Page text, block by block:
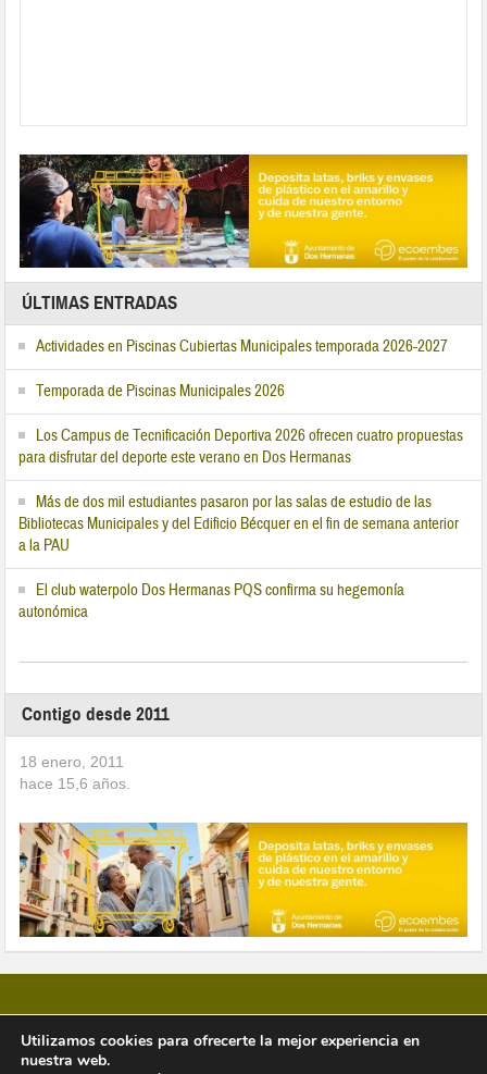
ÚLTIMAS ENTRADAS
Actividades en Piscinas Cubiertas Municipales temporada 2026-2027
Temporada de Piscinas Municipales 2026
Los Campus de Tecnificación Deportiva 2026 ofrecen cuatro propuestas
para disfrutar del deporte este verano en Dos Hermanas
Más de dos mil estudiantes pasaron por las salas de estudio de las
Bibliotecas Municipales y del Edificio Bécquer en el fin de semana anterior
a la PAU
El club waterpolo Dos Hermanas PQS confirma su hegemonía
autonómica
Contigo desde 2011
18 enero, 2011
hace 15,6 años.
Copyright © 2026 Vivir en Montequinto Periódico Digital
Utilizamos cookies para ofrecerte la mejor experiencia en
nuestra web.